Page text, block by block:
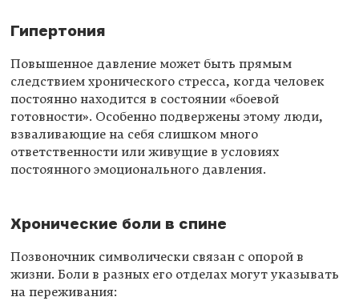
Гипертония
Повышенное давление может быть прямым
следствием хронического стресса, когда человек
постоянно находится в состоянии «боевой
готовности». Особенно подвержены этому люди,
взваливающие на себя слишком много
ответственности или живущие в условиях
постоянного эмоционального давления.
Хронические боли в спине
Позвоночник символически связан с опорой в
жизни. Боли в разных его отделах могут указывать
на переживания: